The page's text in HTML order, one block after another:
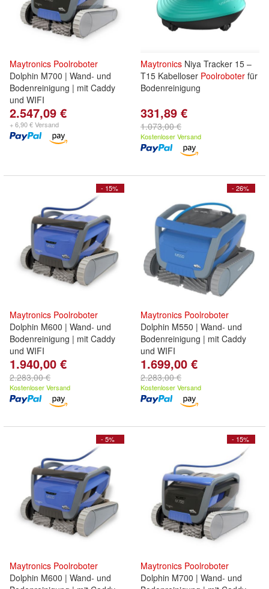
Maytronics Poolroboter
Dolphin M700 | Wand- und
Bodenreinigung | mit Caddy
und WIFI
2.547,09 €
+ 6,90 € Versand
Maytronics Niya Tracker 15 –
T15 Kabelloser Poolroboter für
Bodenreinigung
331,89 €
1.073,00 €
Kostenloser Versand
- 15%
Maytronics Poolroboter
Dolphin M600 | Wand- und
Bodenreinigung | mit Caddy
und WIFI
1.940,00 €
2.283,00 €
Kostenloser Versand
- 26%
Maytronics Poolroboter
Dolphin M550 | Wand- und
Bodenreinigung | mit Caddy
und WIFI
1.699,00 €
2.283,00 €
Kostenloser Versand
- 5%
Maytronics Poolroboter
Dolphin M600 | Wand- und
- 15%
Maytronics Poolroboter
Dolphin M700 | Wand- und